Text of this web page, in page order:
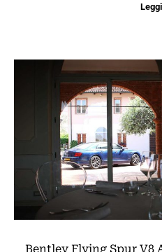
Leggi
Bentley Flying Spur V8